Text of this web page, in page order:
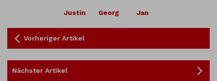
Justin Georg Jan
Vorheriger Artikel
Nächster Artikel